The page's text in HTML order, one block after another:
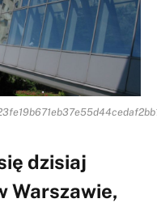
dzisiaj
Warszawie,